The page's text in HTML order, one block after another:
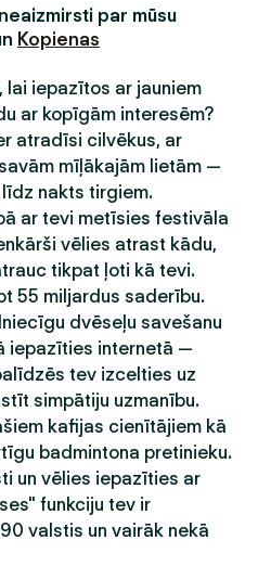
par mūsu
Kopienas
iepazītos ar jauniem
ar kopīgām interesēm?
atradīsi cilvēkus, ar
mīļākajām lietām —
nakts tirgiem.
ar tevi metīsies festivāla
vēlies atrast kādu,
tikpat ļoti kā tevi.
55 miljardus saderību.
dvēseļu savešanu
iepazīties internetā —
tev izcelties uz
simpātiju uzmanību.
kafijas cienītājiem kā
badmintona pretinieku.
un vēlies iepazīties ar
funkciju tev ir
valstis un vairāk nekā